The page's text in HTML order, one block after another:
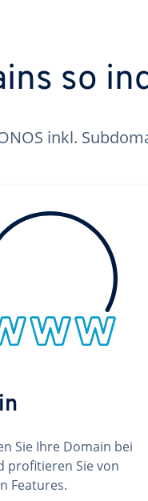
so
inkl.
Sie Ihre Domain bei
profitieren Sie von
Features.